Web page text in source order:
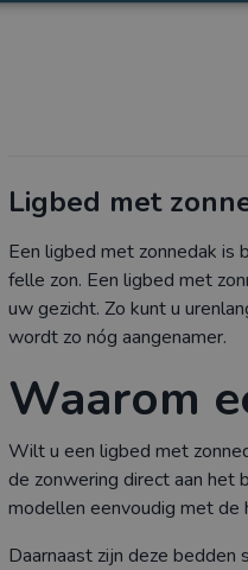
Ligbed met
Een ligbed met zonnedak
felle zon. Een ligbed met
uw gezicht. Zo kunt u
wordt zo nóg aangenamer.
Waarom
Wilt u een ligbed met
de zonwering direct aan het
modellen eenvoudig met de
Daarnaast zijn deze